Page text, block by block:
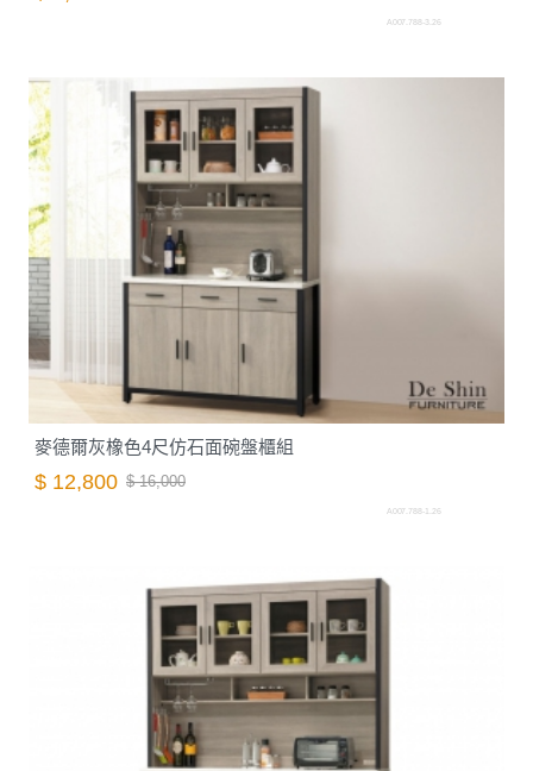
A007.788-3.26
麥德爾灰橡色4尺仿石面碗盤櫃組
$ 12,800 $ 16,000
A007.788-1.26